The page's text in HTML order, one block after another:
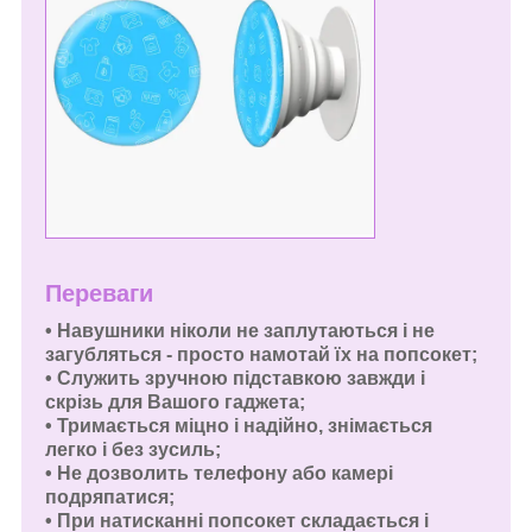
Переваги
• Навушники ніколи не заплутаються і не
загубляться - просто намотай їх на попсокет;
• Служить зручною підставкою завжди і
скрізь для Вашого гаджета;
• Тримається міцно і надійно, знімається
легко і без зусиль;
• Не дозволить телефону або камері
подряпатися;
• При натисканні попсокет складається і